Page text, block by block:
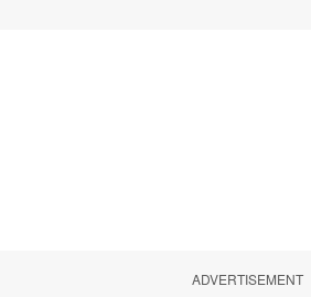
ADVERTISEMENT